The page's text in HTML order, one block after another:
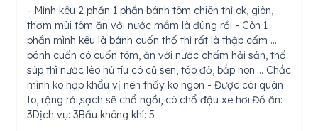
- Mình kêu 2 phần 1 phần bánh tôm chiên thì ok, giòn,
thơm mùi tôm ăn với nước mắm là đúng rồi - Còn 1
phần mình kêu là bánh cuốn thố thì rất là thập cẩm …
bánh cuốn có cuốn tôm, ăn với nước chấm hải sản, thố
súp thì nước lèo hủ tíu có củ sen, táo đỏ, bắp non…. Chắc
mình ko hợp khẩu vị nên thấy ko ngon - Được cái quán
to, rộng rải,sạch sẽ chổ ngồi, có chổ đậu xe hơi.Đồ ăn:
3Dịch vụ: 3Bầu không khí: 5